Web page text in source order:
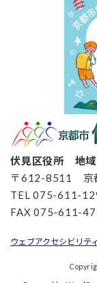
伏見区役所 地域
〒612-8511 京
TEL 075-611-
FAX 075-611-
ウェブアクセシビリテ